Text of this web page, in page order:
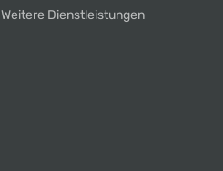
Weitere Dienstleistungen